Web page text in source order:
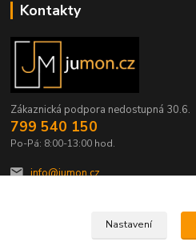
Kontakty
Zákaznická podpora nedostupná 30.6.
799 540 150
Po-Pá: 8:00-13:00 hod.
info@jumon.cz
Nastavení